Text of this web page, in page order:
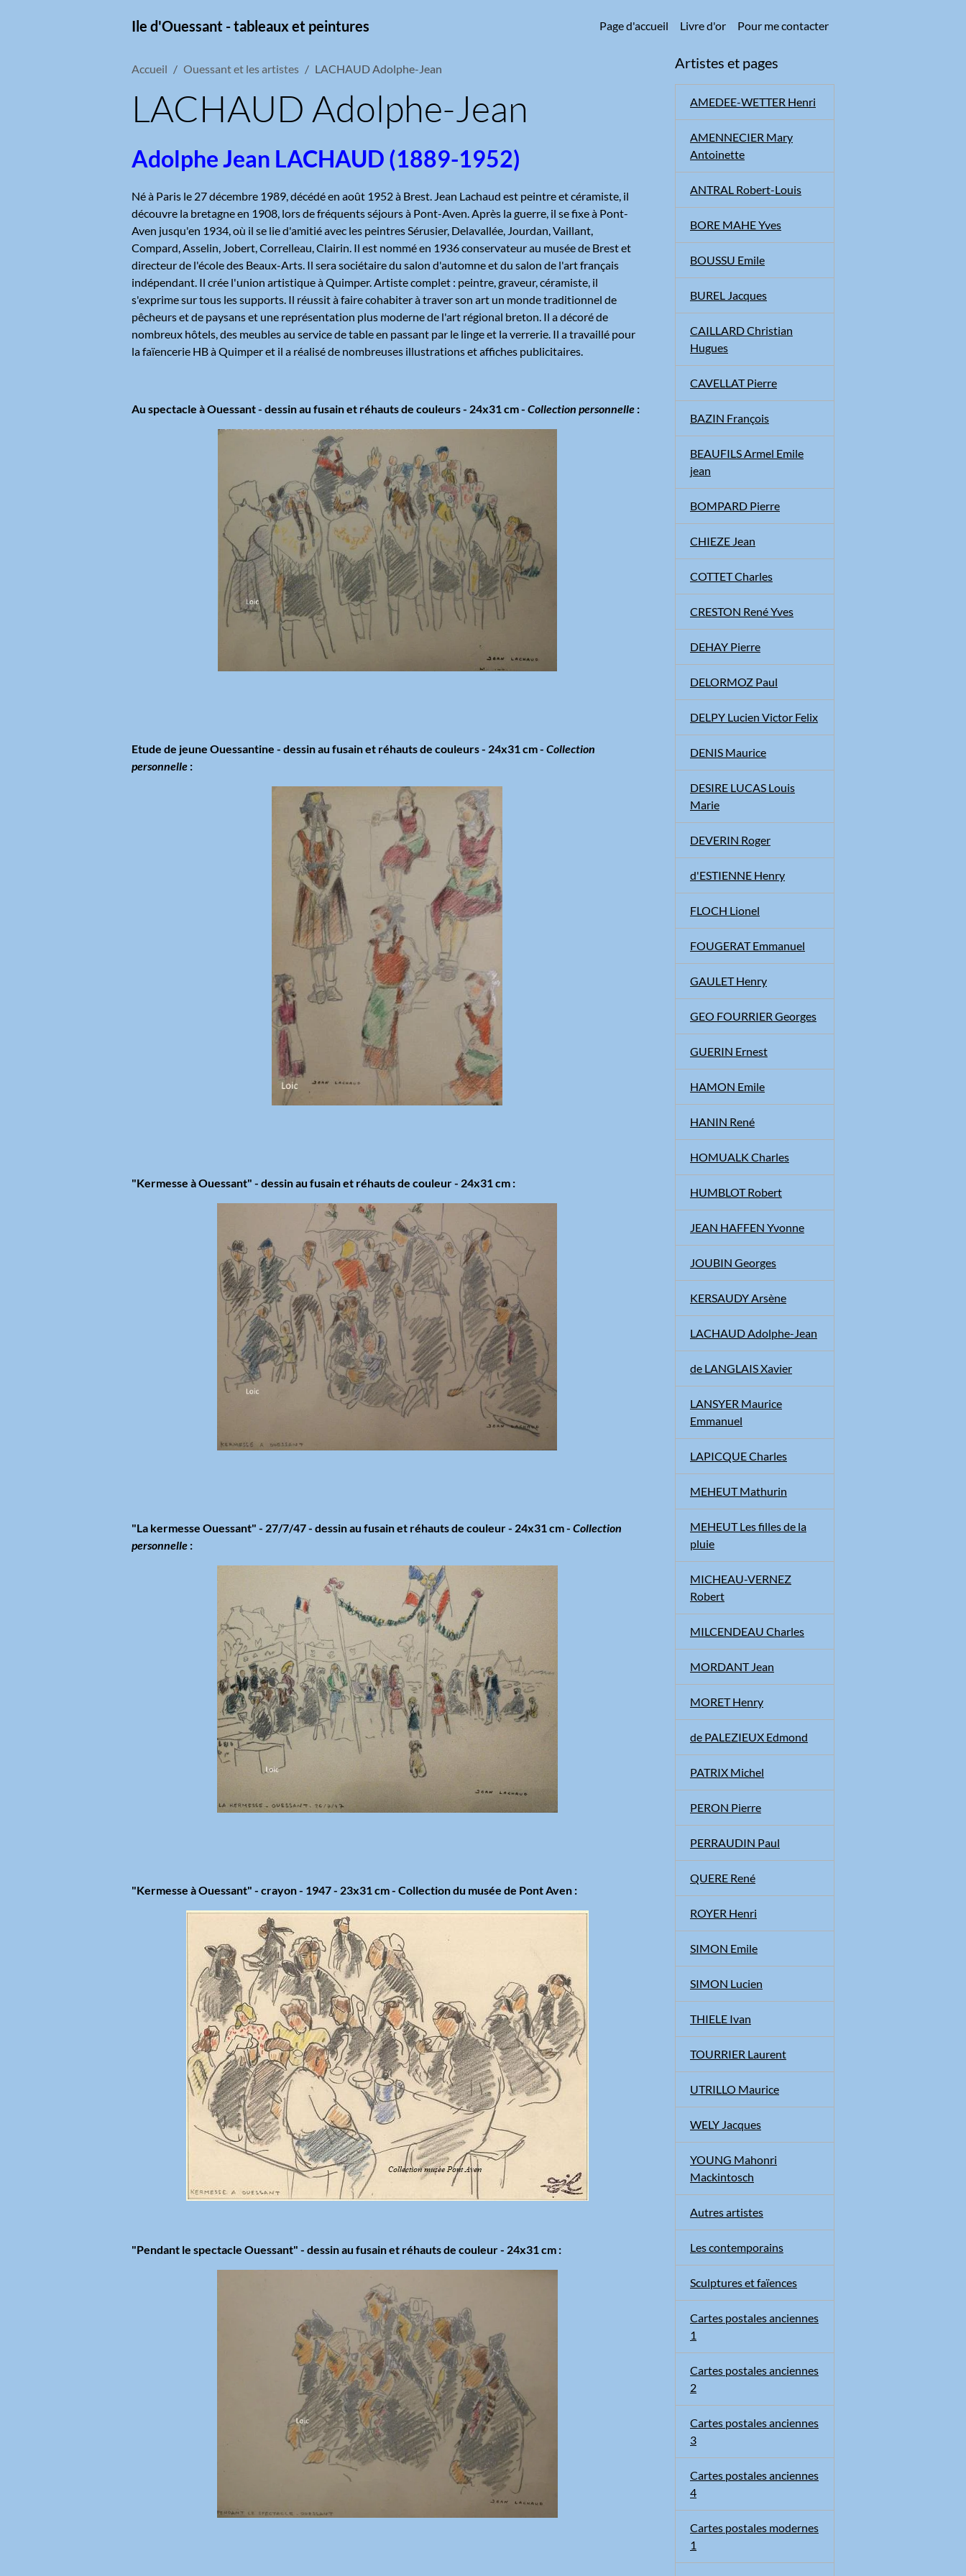
Ile d'Ouessant - tableaux et peintures Page d'accueil Livre d'or Pour me contacter
Accueil Ouessant et les artistes LACHAUD Adolphe-Jean
LACHAUD Adolphe-Jean
Adolphe Jean LACHAUD (1889-1952)
Né à Paris le 27 décembre 1989, décédé en août 1952 à Brest. Jean Lachaud est peintre et céramiste, il
découvre la bretagne en 1908, lors de fréquents séjours à Pont-Aven. Après la guerre, il se fixe à Pont-
Aven jusqu'en 1934, où il se lie d'amitié avec les peintres Sérusier, Delavallée, Jourdan, Vaillant,
Compard, Asselin, Jobert, Correlleau, Clairin. Il est nommé en 1936 conservateur au musée de Brest et
directeur de l'école des Beaux-Arts. Il sera sociétaire du salon d'automne et du salon de l'art français
indépendant. Il crée l'union artistique à Quimper. Artiste complet : peintre, graveur, céramiste, il
s'exprime sur tous les supports. Il réussit à faire cohabiter à traver son art un monde traditionnel de
pêcheurs et de paysans et une représentation plus moderne de l'art régional breton. Il a décoré de
nombreux hôtels, des meubles au service de table en passant par le linge et la verrerie. Il a travaillé pour
la faïencerie HB à Quimper et il a réalisé de nombreuses illustrations et affiches publicitaires.
Au spectacle à Ouessant - dessin au fusain et réhauts de couleurs - 24x31 cm - Collection personnelle :
Etude de jeune Ouessantine - dessin au fusain et réhauts de couleurs - 24x31 cm - Collection
personnelle :
"Kermesse à Ouessant" - dessin au fusain et réhauts de couleur - 24x31 cm :
"La kermesse Ouessant" - 27/7/47 - dessin au fusain et réhauts de couleur - 24x31 cm - Collection
personnelle :
"Kermesse à Ouessant" - crayon - 1947 - 23x31 cm - Collection du musée de Pont Aven :
"Pendant le spectacle Ouessant" - dessin au fusain et réhauts de couleur - 24x31 cm :
Artistes et pages
AMEDEE-WETTER Henri
AMENNECIER Mary
Antoinette
ANTRAL Robert-Louis
BORE MAHE Yves
BOUSSU Emile
BUREL Jacques
CAILLARD Christian
Hugues
CAVELLAT Pierre
BAZIN François
BEAUFILS Armel Emile
jean
BOMPARD Pierre
CHIEZE Jean
COTTET Charles
CRESTON René Yves
DEHAY Pierre
DELORMOZ Paul
DELPY Lucien Victor Felix
DENIS Maurice
DESIRE LUCAS Louis
Marie
DEVERIN Roger
d'ESTIENNE Henry
FLOCH Lionel
FOUGERAT Emmanuel
GAULET Henry
GEO FOURRIER Georges
GUERIN Ernest
HAMON Emile
HANIN René
HOMUALK Charles
HUMBLOT Robert
JEAN HAFFEN Yvonne
JOUBIN Georges
KERSAUDY Arsène
LACHAUD Adolphe-Jean
de LANGLAIS Xavier
LANSYER Maurice
Emmanuel
LAPICQUE Charles
MEHEUT Mathurin
MEHEUT Les filles de la
pluie
MICHEAU-VERNEZ
Robert
MILCENDEAU Charles
MORDANT Jean
MORET Henry
de PALEZIEUX Edmond
PATRIX Michel
PERON Pierre
PERRAUDIN Paul
QUERE René
ROYER Henri
SIMON Emile
SIMON Lucien
THIELE Ivan
TOURRIER Laurent
UTRILLO Maurice
WELY Jacques
YOUNG Mahonri
Mackintosch
Autres artistes
Les contemporains
Sculptures et faïences
Cartes postales anciennes
1
Cartes postales anciennes
2
Cartes postales anciennes
3
Cartes postales anciennes
4
Cartes postales modernes
1